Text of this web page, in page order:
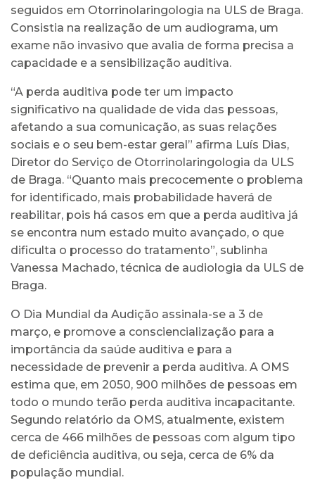
seguidos em Otorrinolaringologia na ULS de Braga.
Consistia na realização de um audiograma, um
exame não invasivo que avalia de forma precisa a
capacidade e a sensibilização auditiva.
“A perda auditiva pode ter um impacto
significativo na qualidade de vida das pessoas,
afetando a sua comunicação, as suas relações
sociais e o seu bem-estar geral” afirma Luís Dias,
Diretor do Serviço de Otorrinolaringologia da ULS
de Braga. “Quanto mais precocemente o problema
for identificado, mais probabilidade haverá de
reabilitar, pois há casos em que a perda auditiva já
se encontra num estado muito avançado, o que
dificulta o processo do tratamento”, sublinha
Vanessa Machado, técnica de audiologia da ULS de
Braga.
O Dia Mundial da Audição assinala-se a 3 de
março, e promove a consciencialização para a
importância da saúde auditiva e para a
necessidade de prevenir a perda auditiva. A OMS
estima que, em 2050, 900 milhões de pessoas em
todo o mundo terão perda auditiva incapacitante.
Segundo relatório da OMS, atualmente, existem
cerca de 466 milhões de pessoas com algum tipo
de deficiência auditiva, ou seja, cerca de 6% da
população mundial.